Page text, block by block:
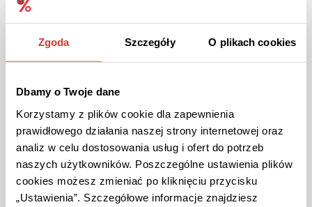
Zgoda Szczegóły O plikach cookies
Dbamy o Twoje dane
Korzystamy z plików cookie dla zapewnienia
prawidłowego działania naszej strony internetowej oraz
analiz w celu dostosowania usług i ofert do potrzeb
naszych użytkowników. Poszczególne ustawienia plików
cookies możesz zmieniać po kliknięciu przycisku
„Ustawienia”. Szczegółowe informacje znajdziesz
Lernplattform für bessere Noten
DUDEN LEARNATTACK ist die ideale
Unterstützung für Schüler, die ihre schulischen
Lernvideos, Übungsaufgaben und Schritt-für-Schritt-
Schulfächer ab und hilft Schülern, effizient und gezielt
zu lernen.
Das bietet DUDEN
LEARNATTACK